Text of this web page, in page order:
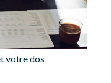
votre dos